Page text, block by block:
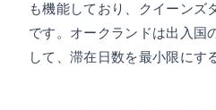
も機能しており、クイーンズ
です。オークランドは出入国
して、滞在日数を最小限にす